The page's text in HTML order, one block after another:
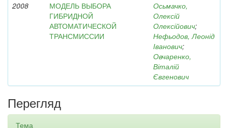
2008
МОДЕЛЬ ВЫБОРА
ГИБРИДНОЙ
АВТОМАТИЧЕСКОЙ
ТРАНСМИССИИ
Осьмачко,
Олексій
Олексійович;
Нефьодов, Леонід
Іванович;
Овчаренко,
Віталій
Євгенович
Перегляд
Тема